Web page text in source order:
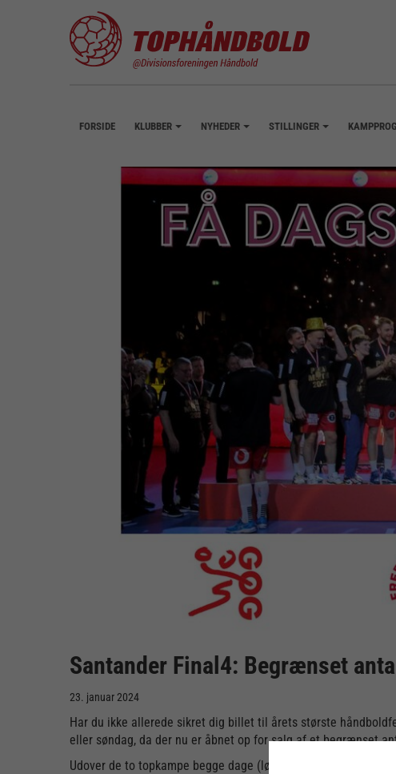
FORSIDE KLUBBER NYHEDER STILLINGER
Santander Final4: Begrænset
23. januar 2024
Har du ikke allerede sikret dig billet til årets største
eller søndag, da der nu er åbnet op for salg af et begrænset
Udover de to topkampe begge dage (lørdag er